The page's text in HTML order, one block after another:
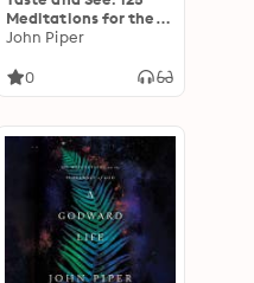
Meditations for the
Godward Life
John Piper
0